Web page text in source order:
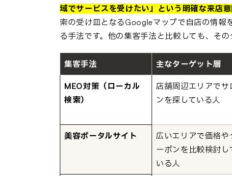
域でサービスを受けたい」という明確な来店意
索の受け皿となるGoogleマップで自店の情報
る手法です。他の集客手法と比較しても、そ
集客手法 主なターゲット層
MEO対策（ローカル
検索）
店舗周辺エリアでサ
ンを探している人
美容ポータルサイト
広いエリアで価格や
ーポンを比較検討し
いる人